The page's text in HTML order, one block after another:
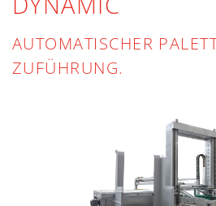
AUTOMATISCHER
ZUFÜHRUNG.